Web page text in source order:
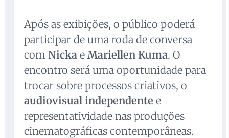
Após as exibições, o público poderá
participar de uma roda de conversa
com Nicka e Mariellen Kuma. O
encontro será uma oportunidade para
trocar sobre processos criativos, o
audiovisual independente e
representatividade nas produções
cinematográficas contemporâneas.